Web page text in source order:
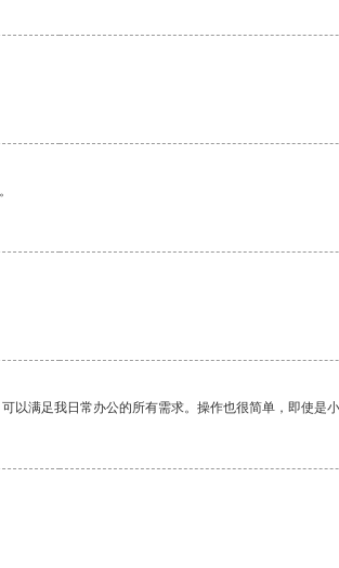
满足我日常办公的所有需求。操作也很简单，即使是小